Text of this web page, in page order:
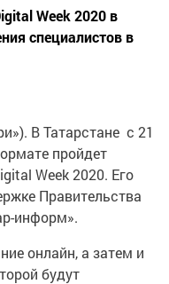
Week 2020 в
специалистов в
В Татарстане с 21
пройдет
Week 2020. Его
Правительства
информ».
онлайн, а затем и
будут